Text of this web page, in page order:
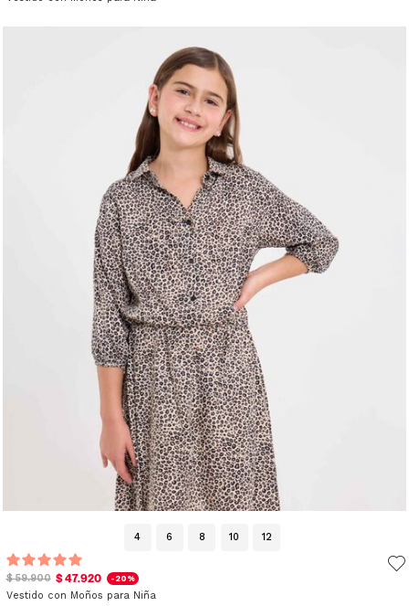
4 6 8 10 12
$ 59.900 $ 47.920 -20%
Vestido con Moños para Niña